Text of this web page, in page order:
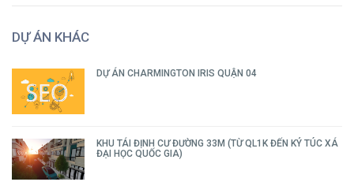
DỰ ÁN KHÁC
DỰ ÁN CHARMINGTON IRIS QUẬN 04
KHU TÁI ĐỊNH CƯ ĐƯỜNG 33M (TỪ QL1K ĐẾN KÝ TÚC XÁ
ĐẠI HỌC QUỐC GIA)